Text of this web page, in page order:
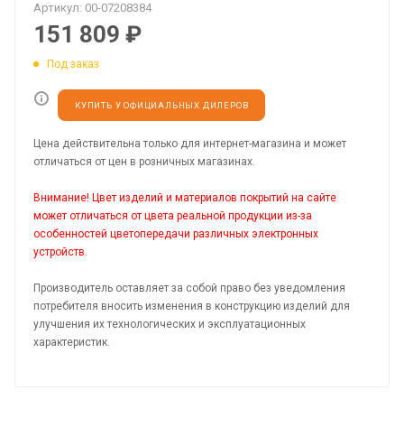
Артикул: 00-07208384
151 809 ₽
Под заказ
КУПИТЬ У ОФИЦИАЛЬНЫХ ДИЛЕРОВ
Цена действительна только для интернет-магазина и может
отличаться от цен в розничных магазинах.
Внимание! Цвет изделий и материалов покрытий на сайте
может отличаться от цвета реальной продукции из-за
особенностей цветопередачи различных электронных
устройств.
Производитель оставляет за собой право без уведомления
потребителя вносить изменения в конструкцию изделий для
улучшения их технологических и эксплуатационных
характеристик.